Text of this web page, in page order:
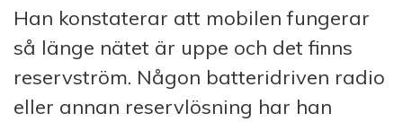
Han konstaterar att mobilen fungerar
så länge nätet är uppe och det finns
reservström. Någon batteridriven radio
eller annan reservlösning har han